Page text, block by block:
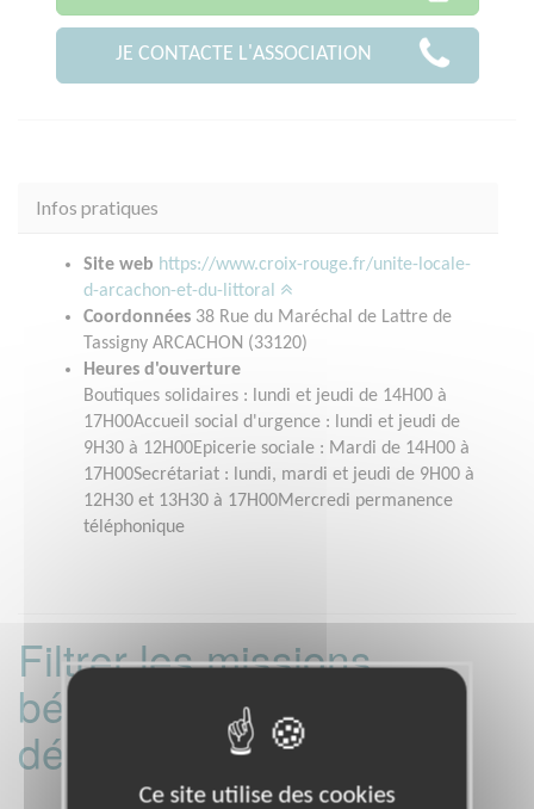
JE CONTACTE L'ASSOCIATION
Infos pratiques
Site web https://www.croix-rouge.fr/unite-locale-
d-arcachon-et-du-littoral
Coordonnées 38 Rue du Maréchal de Lattre de
Tassigny ARCACHON (33120)
Heures d'ouverture
Boutiques solidaires : lundi et jeudi de 14H00 à
17H00Accueil social d'urgence : lundi et jeudi de
9H30 à 12H00Epicerie sociale : Mardi de 14H00 à
17H00Secrétariat : lundi, mardi et jeudi de 9H00 à
12H30 et 13H30 à 17H00Mercredi permanence
téléphonique
Filtrer les missions
bénévoles par
département :
Ce site utilise des cookies